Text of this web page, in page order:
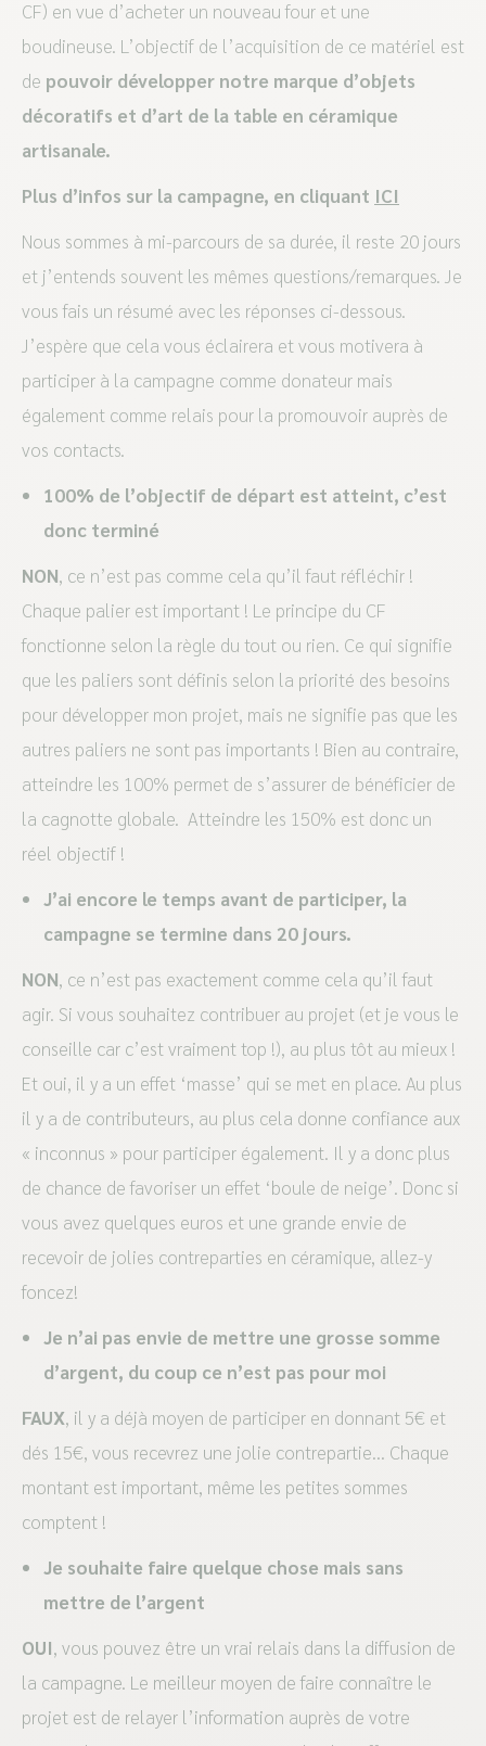
CF) en vue d’acheter un nouveau four et une
boudineuse. L’objectif de l’acquisition de ce matériel est
de pouvoir développer notre marque d’objets
décoratifs et d’art de la table en céramique
artisanale.
Plus d’infos sur la campagne, en cliquant ICI
Nous sommes à mi-parcours de sa durée, il reste 20 jours
et j’entends souvent les mêmes questions/remarques. Je
vous fais un résumé avec les réponses ci-dessous.
J’espère que cela vous éclairera et vous motivera à
participer à la campagne comme donateur mais
également comme relais pour la promouvoir auprès de
vos contacts.
100% de l’objectif de départ est atteint, c’est
donc terminé
NON, ce n’est pas comme cela qu’il faut réfléchir !
Chaque palier est important ! Le principe du CF
fonctionne selon la règle du tout ou rien. Ce qui signifie
que les paliers sont définis selon la priorité des besoins
pour développer mon projet, mais ne signifie pas que les
autres paliers ne sont pas importants ! Bien au contraire,
atteindre les 100% permet de s’assurer de bénéficier de
la cagnotte globale. Atteindre les 150% est donc un
réel objectif !
J’ai encore le temps avant de participer, la
campagne se termine dans 20 jours.
NON, ce n’est pas exactement comme cela qu’il faut
agir. Si vous souhaitez contribuer au projet (et je vous le
conseille car c’est vraiment top !), au plus tôt au mieux !
Et oui, il y a un effet ‘masse’ qui se met en place. Au plus
il y a de contributeurs, au plus cela donne confiance aux
« inconnus » pour participer également. Il y a donc plus
de chance de favoriser un effet ‘boule de neige’. Donc si
vous avez quelques euros et une grande envie de
recevoir de jolies contreparties en céramique, allez-y
foncez!
Je n’ai pas envie de mettre une grosse somme
d’argent, du coup ce n’est pas pour moi
FAUX, il y a déjà moyen de participer en donnant 5€ et
dés 15€, vous recevrez une jolie contrepartie… Chaque
montant est important, même les petites sommes
comptent !
Je souhaite faire quelque chose mais sans
mettre de l’argent
OUI, vous pouvez être un vrai relais dans la diffusion de
la campagne. Le meilleur moyen de faire connaître le
projet est de relayer l’information auprès de votre